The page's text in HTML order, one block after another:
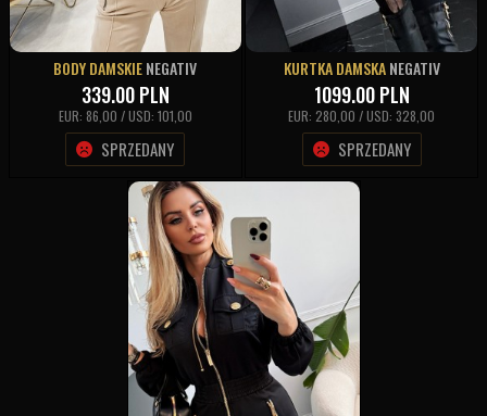
BODY DAMSKIENEGATIV
339.00PLN
EUR: 86,00 / USD: 101,00
SPRZEDANY
KURTKA DAMSKANEGATIV
1099.00PLN
EUR: 280,00 / USD: 328,00
SPRZEDANY